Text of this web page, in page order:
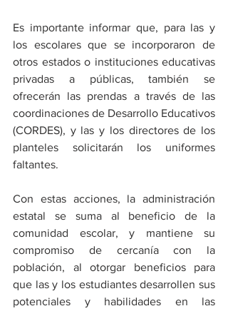
Es importante informar que, para las y
los escolares que se incorporaron de
otros estados o instituciones educativas
privadas a públicas, también se
ofrecerán las prendas a través de las
coordinaciones de Desarrollo Educativos
(CORDES), y las y los directores de los
planteles solicitarán los uniformes
faltantes.
Con estas acciones, la administración
estatal se suma al beneficio de la
comunidad escolar, y mantiene su
compromiso de cercanía con la
población, al otorgar beneficios para
que las y los estudiantes desarrollen sus
potenciales y habilidades en las